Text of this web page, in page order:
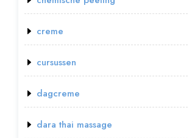
creme
cursussen
dagcreme
dara thai massage